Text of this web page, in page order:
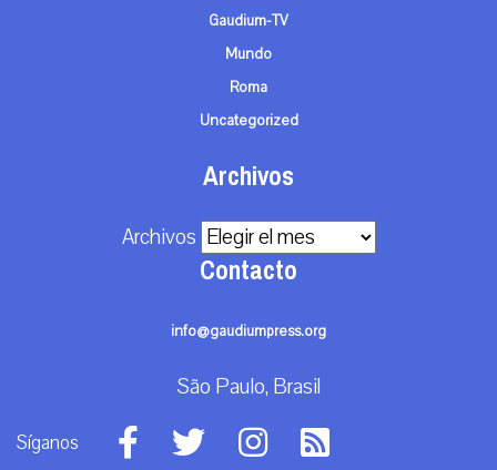
Gaudium-TV
Mundo
Roma
Uncategorized
Archivos
Archivos
Contacto
info@gaudiumpress.org
São Paulo, Brasil
Síganos